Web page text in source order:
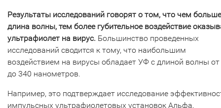
Результаты исследований говорят о том, что чем больше
длина волны, тем более губительное воздействие
ультрафиолет на вирус. Большинство проведенных
исследований сводится к тому, что наибольшим
воздействием на вирусы обладает УФ с длиной волны
до 340 нанометров.
Например, это подтверждает исследование
импульсных ультрафиолетовых установок Альфа,